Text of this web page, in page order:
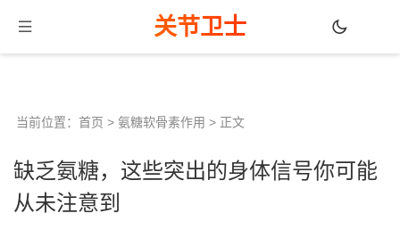
关节卫士
当前位置： 首页 > 氨糖软骨素作用 > 正文
缺乏氨糖，这些突出的身体信号你可能
从未注意到